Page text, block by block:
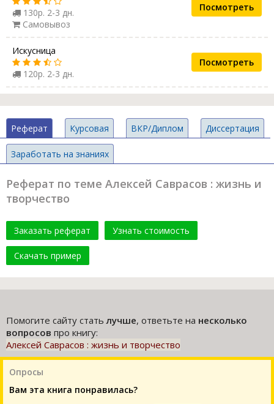
130р. 2-3 дн.
Самовывоз
Посмотреть
Искусница
120р. 2-3 дн.
Посмотреть
Реферат Курсовая ВКР/Диплом Диссертация
Заработать на знаниях
Реферат по теме Алексей Саврасов : жизнь и
творчество
Заказать реферат Узнать стоимость
Скачать пример
Помогите сайту статьлучше, ответьте на несколько
вопросов про книгу:
Алексей Саврасов : жизнь и творчество
Опросы
Вам эта книга понравилась?